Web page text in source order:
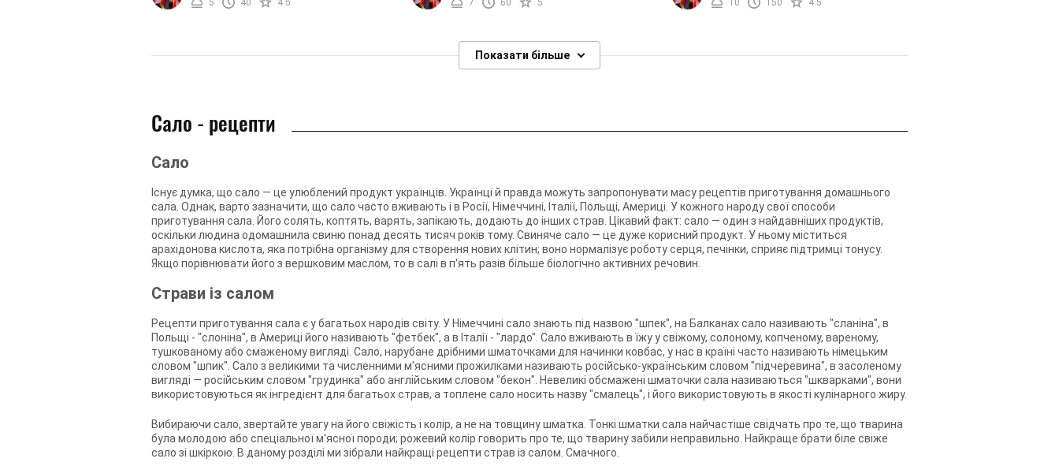
5
40 4.5
7
60 5
...
10
150 4.5
Показати більше
Сало - рецепти
Сало
Існує думка, що сало — це улюблений продукт українців. Українці й правда можуть запропонувати масу рецептів приготування домашнього
сала. Однак, варто зазначити, що сало часто вживають і в Росії, Німеччині, Італії, Польщі, Америці. У кожного народу свої способи
приготування сала. Його солять, коптять, варять, запікають, додають до інших страв. Цікавий факт: сало — один з найдавніших продуктів,
оскільки людина одомашнила свиню понад десять тисяч років тому. Свиняче сало — це дуже корисний продукт. У ньому міститься
арахідонова кислота, яка потрібна організму для створення нових клітин; воно нормалізує роботу серця, печінки, сприяє підтримці тонусу.
Якщо порівнювати його з вершковим маслом, то в салі в п'ять разів більше біологічно активних речовин.
Страви із салом
Рецепти приготування сала є у багатьох народів світу. У Німеччині сало знають під назвою "шпек", на Балканах сало називають "сланіна", в
Польщі - "слоніна", в Америці його називають "фетбек", а в Італії - "лардо". Сало вживають в їжу у свіжому, солоному, копченому, вареному,
тушкованому або смаженому вигляді. Сало, нарубане дрібними шматочками для начинки ковбас, у нас в країні часто називають німецьким
словом "шпик". Сало з великими та численними м'ясними прожилками називають російсько-українським словом "підчеревина", в засоленому
вигляді — російським словом "грудинка" або англійським словом "бекон". Невеликі обсмажені шматочки сала називаються "шкварками", вони
використовуються як інгредієнт для багатьох страв, а топлене сало носить назву "смалець", і його використовують в якості кулінарного жиру.
Вибираючи сало, звертайте увагу на його свіжість і колір, а не на товщину шматка. Тонкі шматки сала найчастіше свідчать про те, що тварина
була молодою або спеціальної м'ясної породи; рожевий колір говорить про те, що тварину забили неправильно. Найкраще брати біле свіже
сало зі шкіркою. В даному розділі ми зібрали найкращі рецепти страв із салом. Смачного.